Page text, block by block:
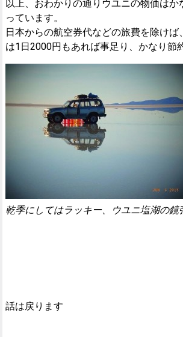
以上、おわかりの通りウユニの物価はか
っています。
日本からの航空券代などの旅費を除けば
は1日2000円もあれば事足り、かなり節
乾季にしてはラッキー、ウユニ塩湖の鏡
話は戻ります